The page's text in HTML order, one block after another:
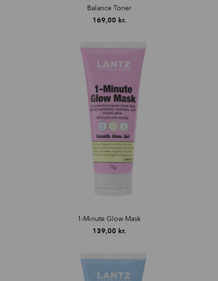
Balance Toner
169,00 kr.
1-Minute Glow Mask
139,00 kr.